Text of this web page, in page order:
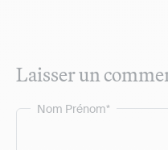
Laisser un
Nom Prénom*